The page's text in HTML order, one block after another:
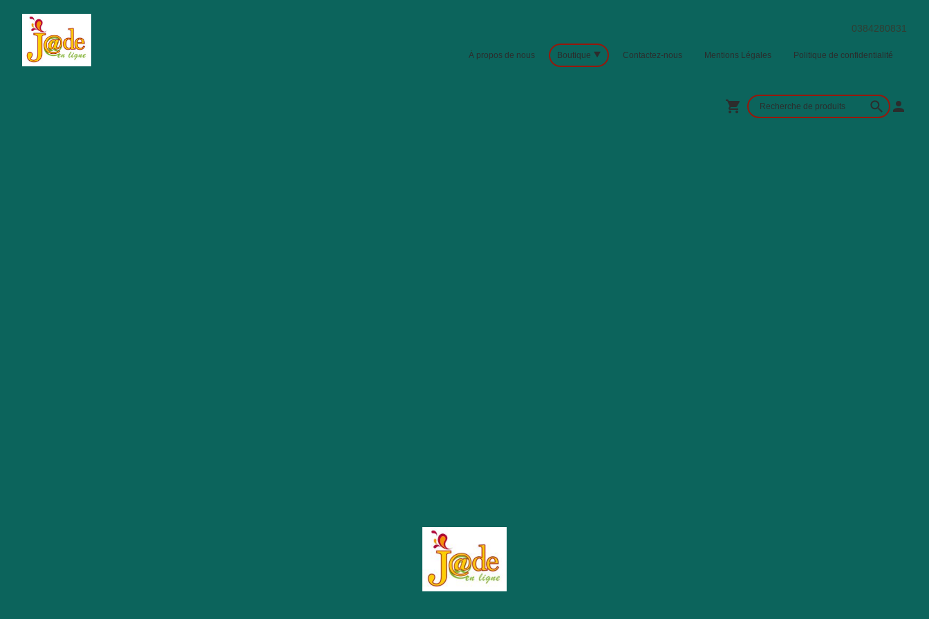
0384280831
À propos de nous Boutique Contactez-nous Mentions Légales Politique de confidentialité